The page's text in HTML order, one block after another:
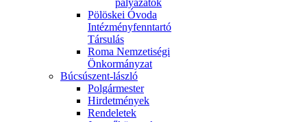
pályázatok
Pölöskei Óvoda
Intézményfenntartó
Társulás
Roma Nemzetiségi
Önkormányzat
Búcsúszent-lászló
Polgármester
Hirdetmények
Rendeletek